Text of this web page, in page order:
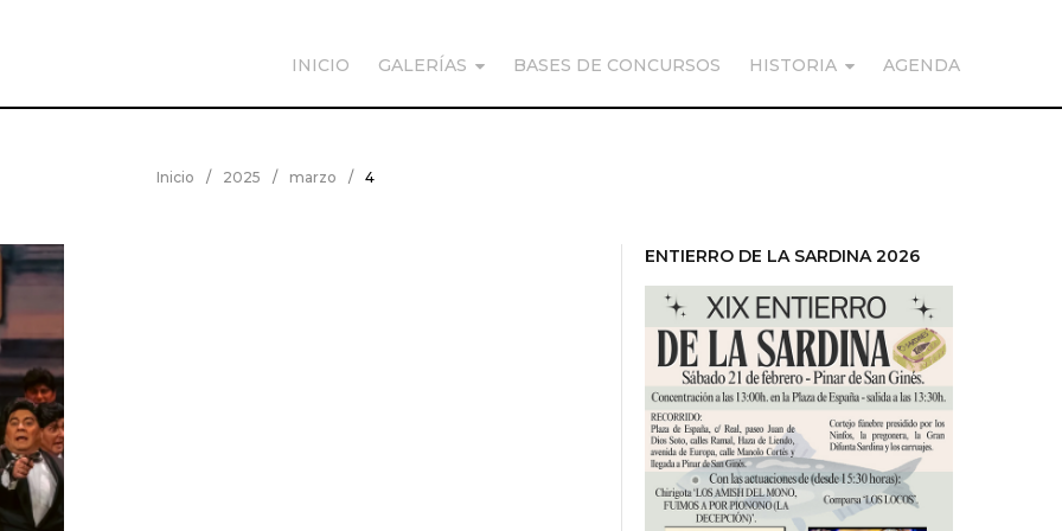
INICIO GALERÍAS BASES DE CONCURSOS HISTORIA AGENDA
Inicio / 2025 / marzo / 4
ENTIERRO DE LA SARDINA 2026